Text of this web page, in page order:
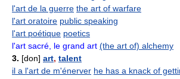
l'art de la guerre the art of warfare
l'art oratoire public speaking
l'art poétique poetics
l'art sacré, le grand art (the art of) alchemy
3. [don] art, talent
il a l'art de m'énerver he has a knack of